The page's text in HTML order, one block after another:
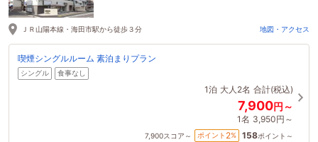
ＪＲ山陽本線・海田市駅から徒歩３分 地図・アクセス
喫煙シングルルーム 素泊まりプラン
シングル 食事なし
1泊 大人2名 合計(税込)
7,900円～
1名 3,950円～
7,900スコア～ ポイント 2% 158ポイント～